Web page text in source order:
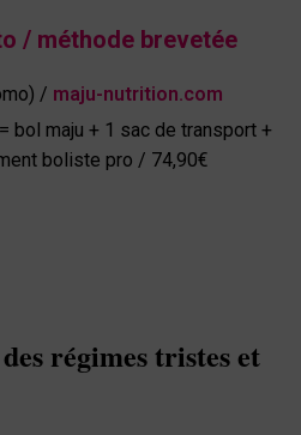
/ méthode brevetée
/ maju-nutrition.com
= bol maju + 1 sac de transport +
boliste pro / 74,90€
régimes tristes et